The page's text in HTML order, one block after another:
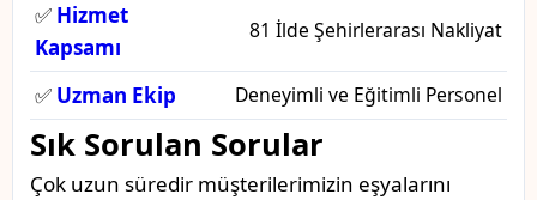
✅ Hizmet
Kapsamı
81 İlde Şehirlerarası Nakliyat
✅ Uzman Ekip Deneyimli ve Eğitimli Personel
Sık Sorulan Sorular
Çok uzun süredir müşterilerimizin eşyalarını